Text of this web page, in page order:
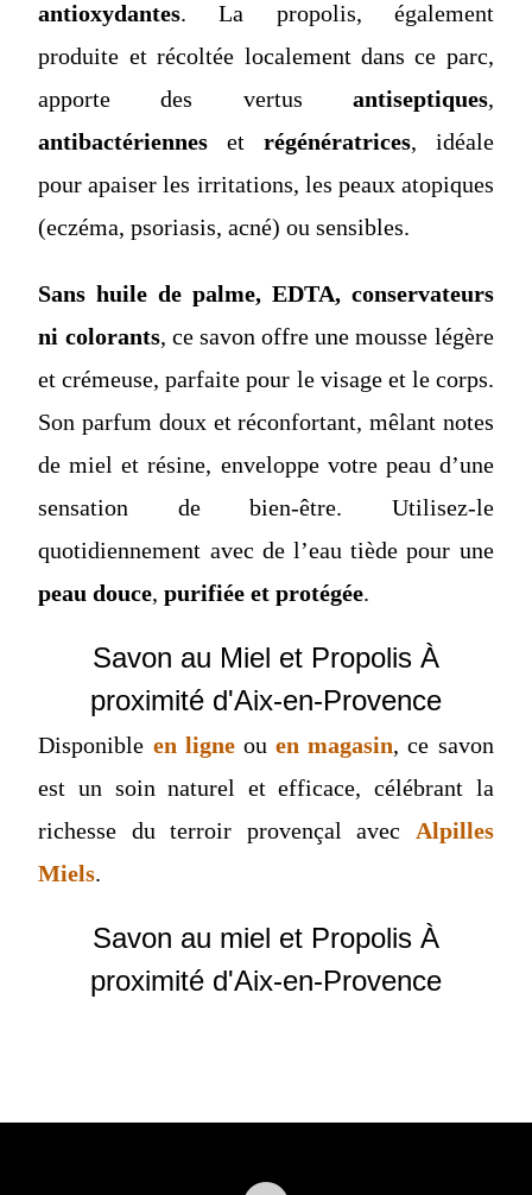
antioxydantes. La propolis, également
produite et récoltée localement dans ce parc,
apporte des vertus antiseptiques,
antibactériennes et régénératrices, idéale
pour apaiser les irritations, les peaux atopiques
(eczéma, psoriasis, acné) ou sensibles.
Sans huile de palme, EDTA, conservateurs
ni colorants, ce savon offre une mousse légère
et crémeuse, parfaite pour le visage et le corps.
Son parfum doux et réconfortant, mêlant notes
de miel et résine, enveloppe votre peau d’une
sensation de bien-être. Utilisez-le
quotidiennement avec de l’eau tiède pour une
peau douce,purifiée et protégée.
Savon au Miel et Propolis À
proximité d'Aix-en-Provence
Disponible en ligneouen magasin, ce savon
est un soin naturel et efficace, célébrant la
richesse du terroir provençal avec Alpilles
Miels.
Savon au miel et Propolis À
proximité d'Aix-en-Provence